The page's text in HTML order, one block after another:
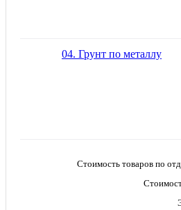
04. Грунт по металлу
Стоимость товаров по